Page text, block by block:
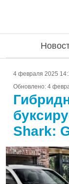
4 февраля 2025
Обновлено: 4
Shark: